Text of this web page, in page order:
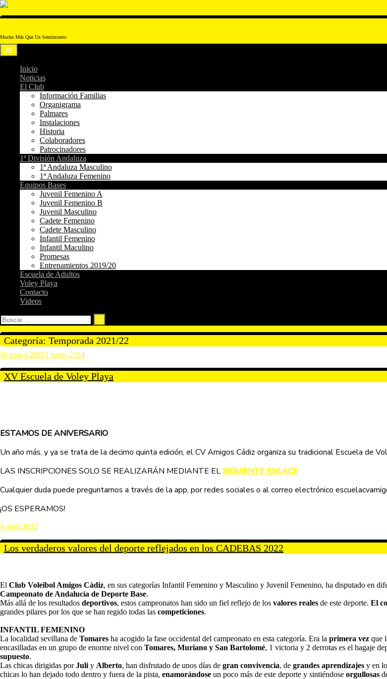
Saltar
Mucho Más Que Un Sentimiento
Inicio
Noticias
El Club
Información Familias
Organigrama
Palmares
Instalaciones
Historia
Colaboradores
Patrocinadores
1ª División Andaluza
1ª Andaluza Masculino
1ª Andaluza Femenino
Equipos Bases
Juvenil Femenino A
Juvenil Femenino B
Juvenil Masculino
Cadete Femenino
Cadete Masculino
Infantil Femenino
Infantil Maculino
Promesas
Entrenamientos 2019/20
Escuela de Adultos
Voley Playa
Contacto
Videos
Buscar:
Categoría: Temporada 2021/22
30 mayo 20221 junio 2024
XV Escuela de Voley Playa
ESTAMOS DE ANIVERSARIO
Un año más, y ya se trata de la decimo quinta edición, el CV Amigos Cádiz organiza su tradicional Escuela de
LAS INSCRIPCIONES SOLO SE REALIZARÁN MEDIANTE ELSIGUIENTE ENLACE
Cualquier duda puede preguntarnos a través de la app, por redes sociales o al correo electrónico
¡OS ESPERAMOS!
4 abril 2022
Los verdaderos valores del deporte reflejados en los CADEBAS 2022
El Club Voleibol Amigos Cádiz, en sus categorías Infantil Femenino y Masculino y Juvenil Femenino, ha disputado en
Campeonato de Andalucía de Deporte Base.
Más allá de los resultados deportivos, estos campeonatos han sido un fiel reflejo de los valores reales de este deporte. El
grandes pilares por los que se han regido todas las competiciones.
INFANTIL FEMENINO
La localidad sevillana de Tomares ha acogido la fase occidental del campeonato en esta categoría. Era la primera vez que
encasilladas en un grupo de enorme nivel con Tomares, Muriano y San Bartolomé, 1 victoria y 2 derrotas es el bagaje
supuesto.
Las chicas dirigidas porJuli y Alberto, han disfrutado de unos días de gran convivencia, de grandes aprendizajes y en
chicas lo han dejado todo dentro y fuera de la pista, enamorándose un poco más de este deporte y sintiéndose orgullosas